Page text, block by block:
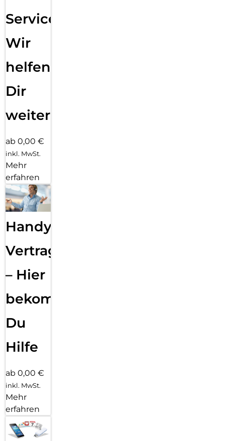
Service:
Wir
helfen
Dir
weiter
ab 0,00 €
inkl. MwSt.
Mehr
erfahren
Handy
Vertragsabwicklung
– Hier
bekommst
Du
Hilfe
ab 0,00 €
inkl. MwSt.
Mehr
erfahren